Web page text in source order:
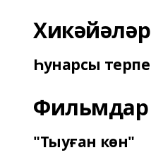
Хикәйәләр
Һунарсы терпе
Фильмдар
"Тыуған көн"